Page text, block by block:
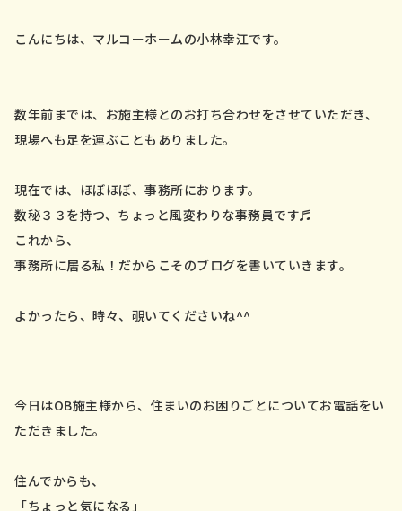
こんにちは、マルコーホームの小林幸江です。
数年前までは、お施主様とのお打ち合わせをさせていただき、
現場へも足を運ぶこともありました。
現在では、ほぼほぼ、事務所におります。
数秘３３を持つ、ちょっと風変わりな事務員です♬
これから、
事務所に居る私！だからこそのブログを書いていきます。
よかったら、時々、覗いてくださいね^^
今日はOB施主様から、住まいのお困りごとについてお電話をい
ただきました。
住んでからも、
「ちょっと気になる」
会社案内
お問い合わせ／資料請求